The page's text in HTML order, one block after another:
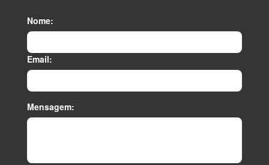
Nome:
Email:
Mensagem: